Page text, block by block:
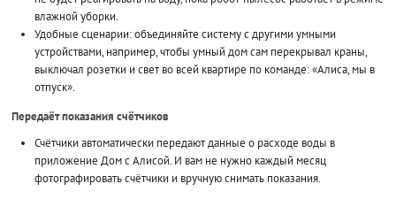
влажной уборки.
Удобные сценарии: объединяйте систему с другими умными
устройствами, например, чтобы умный дом сам перекрывал краны,
выключал розетки и свет во всей квартире по команде: «Алиса, мы в
отпуск».
Передаёт показания счётчиков
Счётчики автоматически передают данные о расходе воды в
приложение Дом с Алисой. И вам не нужно каждый месяц
фотографировать счётчики и вручную снимать показания.